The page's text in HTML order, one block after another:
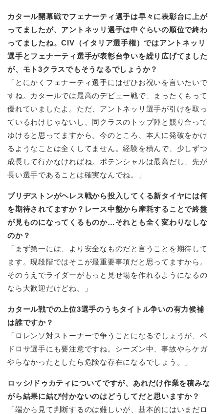
カタール開幕戦でフェナーティ選手は早々に表彰台に上が
ってましたが、アントネッリ選手は中ぐらいの順位で終わ
ってましたね。CIV（イタリア選手権）ではアントネッリ
選手とフェナーティ選手が表彰台争いを繰り広げてました
が、モト3クラスでもそうなるでしょうか？
「とにかくフェナーティ選手にはぜひお祝いを言いたいで
すね。カタールでは最高のデビュー戦で、まったくもって
優れていましたよ。ただ、アントネッリ選手が引けを取っ
ているわけじゃないし、同クラスのトップ陣と競り合って
ゆけると思ってますから。今のところ、本人に発破をかけ
るようなことは全くしてません。経験を積んで、少しずつ
成長して行かなければね。ポテンシャルは最高だし、先が
長い選手であることは確実なんでね。」
ブリヂストンがヘレス戦から投入してくる新タイヤには何
を期待されてますか？レース中盤から摩耗することで終盤
が見ものになってくるものか…それとも全く変わりなしな
のか？
「まず第一には、より安全なものだと言うことを期待して
ます。現段階ではそこが最重要事項だと思ってますから。
そのうえでライダーがもっと見せ場を作れるようになるの
なら大歓迎だけどね。」
カタール戦での上位3選手のうちタイトル争いの有力候補
は誰ですか？
「ロレンソ対ストーナーで争うことになるでしょうが、ペ
ドロサ選手にも要注意ですね。シーズン中、事故やらケガ
やらなかったとしたら危険な存在になるでしょう。」
ロッシ/ドゥカティについてですが、あれだけ作業を積みな
がら結果に結び付かないのはどうしてだと思いますか？
「端から見て判断するのは難しいが、基本的にはいまだロ